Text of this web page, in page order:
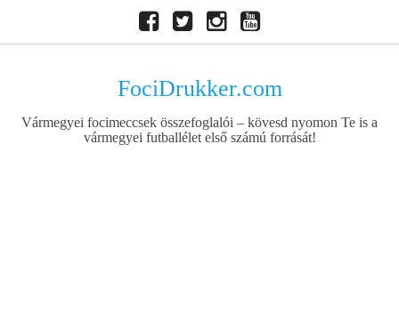
Facebook
TwitterInstagramYoutube
FociDrukker.com
Vármegyei focimeccsek összefoglalói – kövesd nyomon Te is a
vármegyei futballélet első számú forrását!